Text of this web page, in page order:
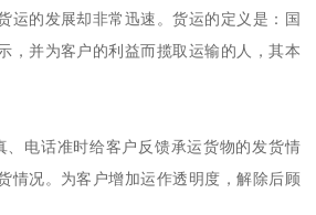
运的发展却非常迅速。货运的定义是：国
，并为客户的利益而揽取运输的人，其本
、电话准时给客户反馈承运货物的发货情
情况。为客户增加运作透明度，解除后顾